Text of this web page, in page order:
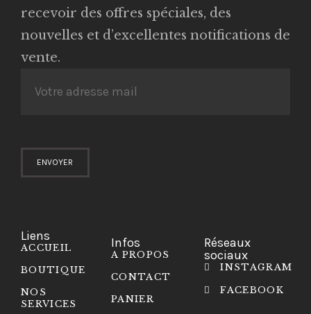
recevoir des offres spéciales, des
nouvelles et d’excellentes notifications de
vente.
Liens
ACCUEIL
BOUTIQUE
NOS
SERVICES
Infos
A PROPOS
CONTACT
PANIER
Réseaux
sociaux
INSTAGRAM
FACEBOOK